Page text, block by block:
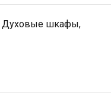
Духовые шкафы,